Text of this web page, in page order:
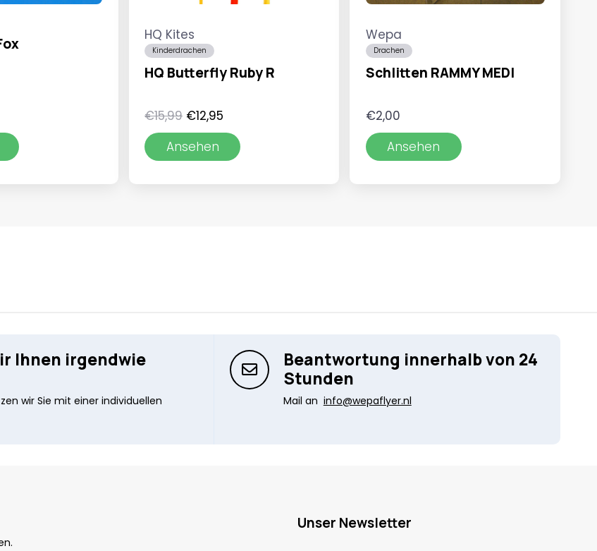
HQ Kites
Kinderdrachen
HQ Butterfly Ruby R
€15,99 Ursprünglicher
Preis
war:
€12,95
Preis
ist:
Ansehen
Wepa
Drachen
Schlitten RAMMY MEDI
€2,00
Ansehen
Ihnen irgendwie
wir Sie mit einer individuellen
Beantwortung innerhalb von 24
Stunden
Mail an info@wepaflyer.nl
Unser Newsletter